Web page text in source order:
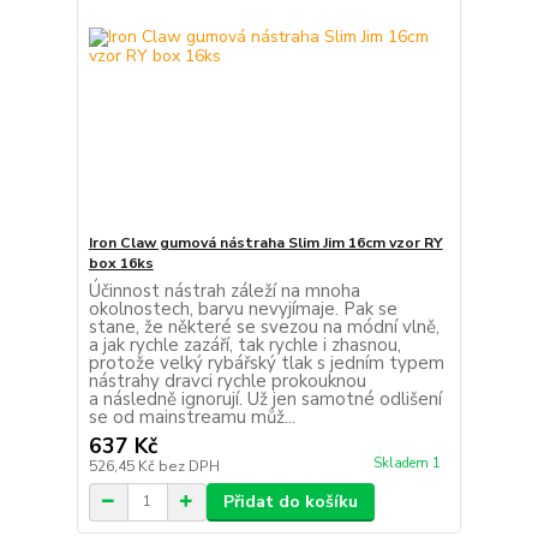
Iron Claw gumová nástraha Slim Jim 16cm vzor RY
box 16ks
Účinnost nástrah záleží na mnoha
okolnostech, barvu nevyjímaje. Pak se
stane, že některé se svezou na módní vlně,
a jak rychle zazáří, tak rychle i zhasnou,
protože velký rybářský tlak s jedním typem
nástrahy dravci rychle prokouknou
a následně ignorují. Už jen samotné odlišení
se od mainstreamu můž...
637 Kč
526,45 Kč bez DPH Skladem 1
Přidat do košíku